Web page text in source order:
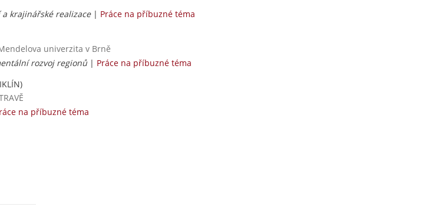
krajinářské realizace| Práce na příbuzné téma
univerzita v Brně
rozvoj regionů | Práce na příbuzné téma
na příbuzné téma